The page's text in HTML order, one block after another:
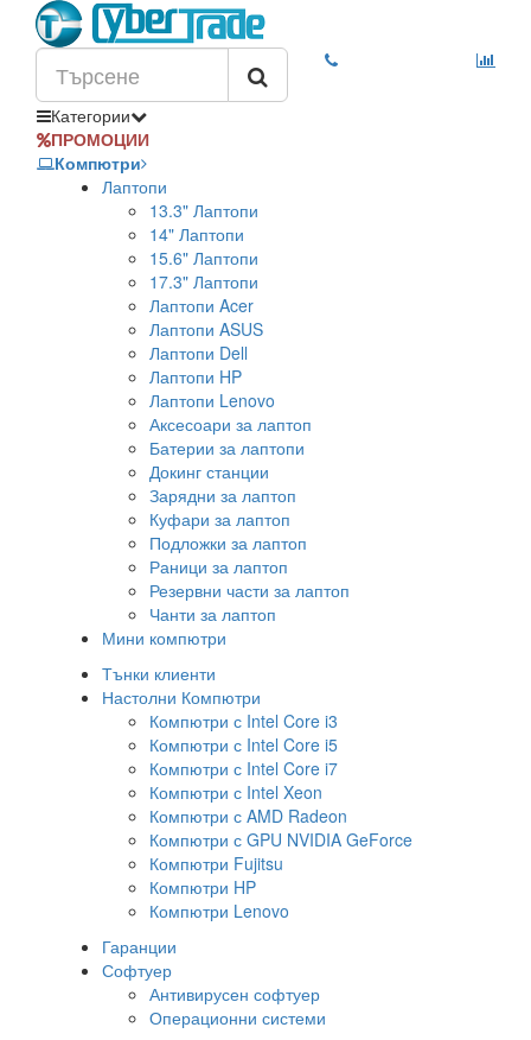
Категории
ПРОМОЦИИ
Компютри
Лаптопи
13.3" Лаптопи
14" Лаптопи
15.6" Лаптопи
17.3" Лаптопи
Лаптопи Acer
Лаптопи ASUS
Лаптопи Dell
Лаптопи HP
Лаптопи Lenovo
Аксесоари за лаптоп
Батерии за лаптопи
Докинг станции
Зарядни за лаптоп
Куфари за лаптоп
Подложки за лаптоп
Раници за лаптоп
Резервни части за лаптоп
Чанти за лаптоп
Мини компютри
Тънки клиенти
Настолни Компютри
Компютри с Intel Core i3
Компютри с Intel Core i5
Компютри с Intel Core i7
Компютри с Intel Xeon
Компютри с AMD Radeon
Компютри с GPU NVIDIA GeForce
Компютри Fujitsu
Компютри HP
Компютри Lenovo
Гаранции
Софтуер
Антивирусен софтуер
Операционни системи